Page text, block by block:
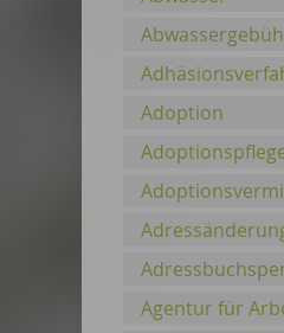
Adoption
Agentur für